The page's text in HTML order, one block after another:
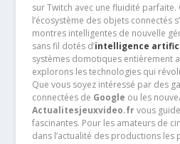
sur Twitch avec une fluidité parfaite.
l’écosystème des objets connectés
montres intelligentes de nouvelle
sans fil dotés d’intelligence
systèmes domotiques entièrement
explorons les technologies qui
Que vous soyez intéressé par des
connectées de Google ou les
Actualitesjeuxvideo.frvous
fascinantes. Pour les amateurs de
dans l’actualité des productions les